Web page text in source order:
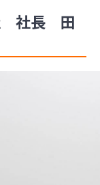
社長 田